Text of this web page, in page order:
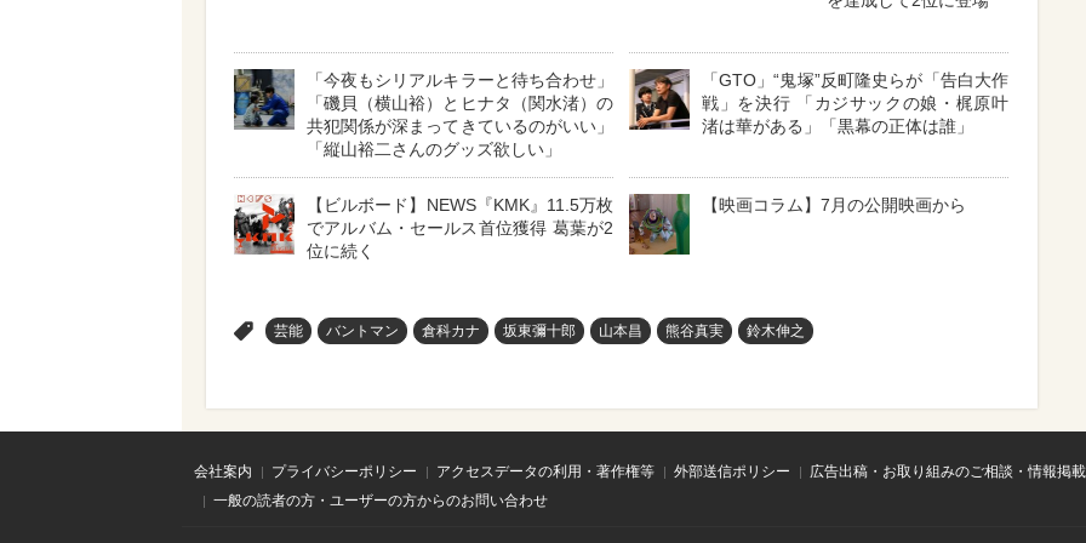
「今夜もシリアルキラーと待ち合わせ」
「磯貝（横山裕）とヒナタ（関水渚）の
共犯関係が深まってきているのがいい」
「縦山裕二さんのグッズ欲しい」
「GTO」“鬼塚”反町隆史らが「告白大作
戦」を決行 「カジサックの娘・梶原叶
渚は華がある」「黒幕の正体は誰」
【ビルボード】NEWS『KMK』11.5万枚
でアルバム・セールス首位獲得 葛葉が2
位に続く
【映画コラム】7月の公開映画から
芸能 バントマン 倉科カナ 坂東彌十郎 山本昌 熊谷真実 鈴木伸之
会社案内 プライバシーポリシー アクセスデータの利用・著作権等 外部送信ポリシー
広告出稿・お取り組みのご相談・情報掲
一般の読者の方・ユーザーの方からのお問い合わせ